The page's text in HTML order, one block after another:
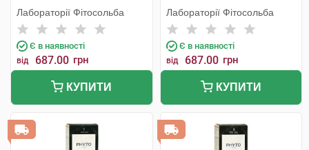
Лабораторії Фітосольба
Є в наявності
від 687.00 грн
КУПИТИ
Лабораторії Фітосольба
Є в наявності
від 687.00 грн
КУПИТИ